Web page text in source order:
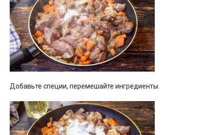
Добавьте специи, перемешайте ингредиенты.